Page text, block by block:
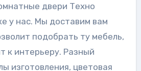
двери Техно
у нас. Мы доставим вам
подобрать ту мебель,
к интерьеру. Разный
изготовления, цветовая